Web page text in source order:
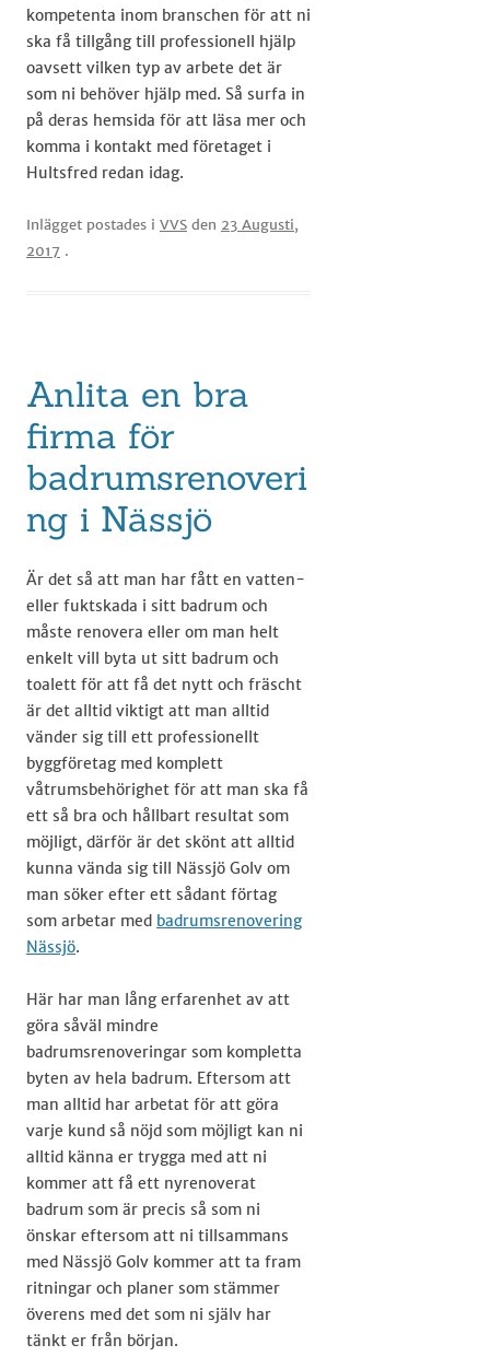
kompetenta inom branschen för att ni
ska få tillgång till professionell hjälp
oavsett vilken typ av arbete det är
som ni behöver hjälp med. Så surfa in
på deras hemsida för att läsa mer och
komma i kontakt med företaget i
Hultsfred redan idag. ​​​
Inlägget postades i VVS den 23 Augusti,
2017 .
Anlita en bra
firma för
badrumsrenoveri
ng i Nässjö
Är det så att man har fått en vatten-
eller fuktskada i sitt badrum och
måste renovera eller om man helt
enkelt vill byta ut sitt badrum och
toalett för att få det nytt och fräscht
är det alltid viktigt att man alltid
vänder sig till ett professionellt
byggföretag med komplett
våtrumsbehörighet för att man ska få
ett så bra och hållbart resultat som
möjligt, därför är det skönt att alltid
kunna vända sig till Nässjö Golv om
man söker efter ett sådant förtag
som arbetar med badrumsrenovering
Nässjö.
Här har man lång erfarenhet av att
göra såväl mindre
badrumsrenoveringar som kompletta
byten av hela badrum. Eftersom att
man alltid har arbetat för att göra
varje kund så nöjd som möjligt kan ni
alltid känna er trygga med att ni
kommer att få ett nyrenoverat
badrum som är precis så som ni
önskar eftersom att ni tillsammans
med Nässjö Golv kommer att ta fram
ritningar och planer som stämmer
överens med det som ni själv har
tänkt er från början.​